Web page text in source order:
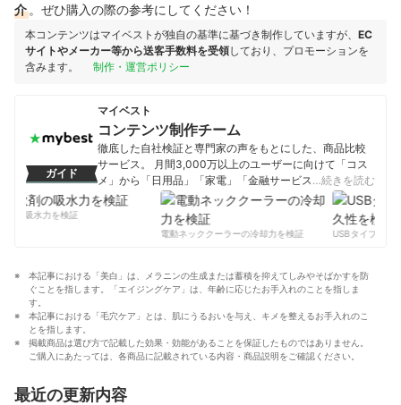
介 。ぜひ購入の際の参考にしてください！
本コンテンツはマイベストが独自の基準に基づき制作していますが、 EC
サイトやメーカー等から送客手数料を受領しており、プロモーションを
含みます。
制作・運営ポリシー
ガイド
マイベスト
コンテンツ制作チーム
徹底した自社検証と専門家の声をもとにした、商品比較
サービス。 月間3,000万以上のユーザーに向けて「コス
メ」から「日用品」「家電」「金融サービス」まで、ベ
ストな商品を選んでもらうために、毎日コンテンツを制
コンテンツ制作チームのプロフィール
…続きを読む
の吸水力を検証
電動ネッククーラーの冷却力を検証
USBタイプCケー
本記事における「美白」は、メラニンの生成または蓄積を抑えてしみやそばかすを防
ぐことを指します。「エイジングケア」は、年齢に応じたお手入れのことを指しま
す。
本記事における「毛穴ケア」とは、肌にうるおいを与え、キメを整えるお手入れのこ
とを指します。
掲載商品は選び方で記載した効果・効能があることを保証したものではありません。
ご購入にあたっては、各商品に記載されている内容・商品説明をご確認ください。
最近の更新内容